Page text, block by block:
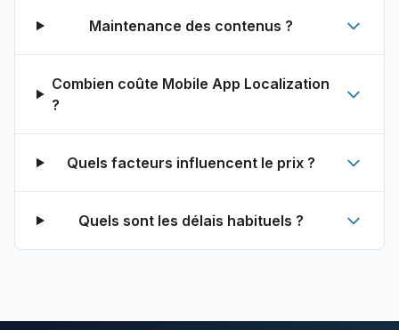
Maintenance des contenus ?
Combien coûte Mobile App Localization
?
Quels facteurs influencent le prix ?
Quels sont les délais habituels ?